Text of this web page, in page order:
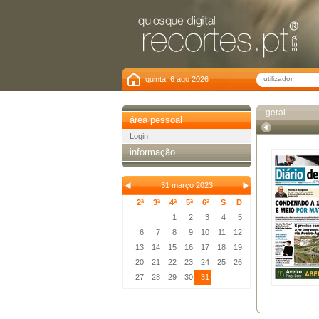
quinta, 6 ago 2026
área pessoal
Login
informação
31 março 2023
2ª
3ª 4ª 5ª 6ª S
D
1
2 3 4
5
6
7 8 9 10 11
12
13
14 15 16 17 18
19
20
21 22 23 24 25
26
27
28 29 30 31
geral